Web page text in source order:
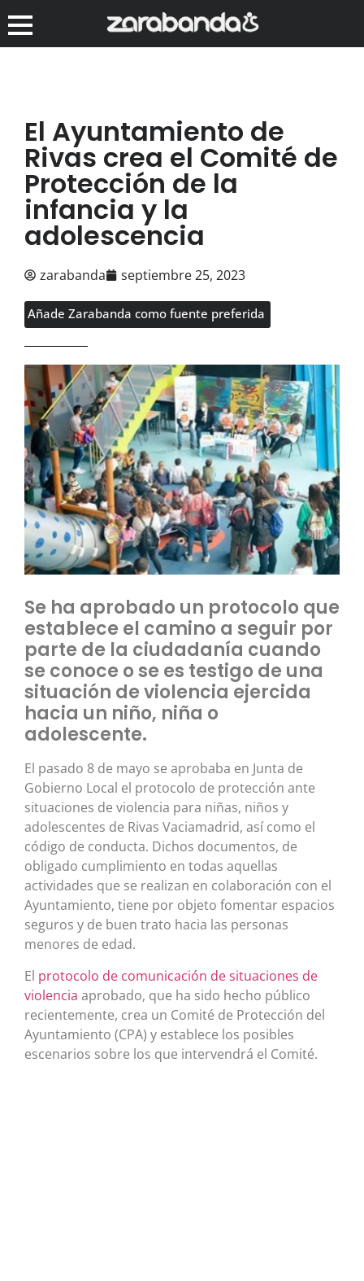
El Ayuntamiento de
Rivas crea el Comité de
Protección de la
infancia y la
adolescencia
zarabanda septiembre 25, 2023
Añade Zarabanda como fuente preferida
Se ha aprobado un protocolo que
establece el camino a seguir por
parte de la ciudadanía cuando
se conoce o se es testigo de una
situación de violencia ejercida
hacia un niño, niña o
adolescente.
El pasado 8 de mayo se aprobaba en Junta de
Gobierno Local el protocolo de protección ante
situaciones de violencia para niñas, niños y
adolescentes de Rivas Vaciamadrid, así como el
código de conducta. Dichos documentos, de
obligado cumplimiento en todas aquellas
actividades que se realizan en colaboración con el
Ayuntamiento, tiene por objeto fomentar espacios
seguros y de buen trato hacia las personas
menores de edad.
El protocolo de comunicación de situaciones de
violencia aprobado, que ha sido hecho público
recientemente, crea un Comité de Protección del
Ayuntamiento (CPA) y establece los posibles
escenarios sobre los que intervendrá el Comité.